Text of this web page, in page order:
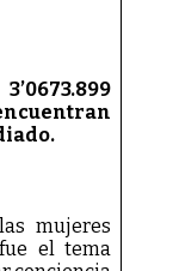
mujeres
el tema